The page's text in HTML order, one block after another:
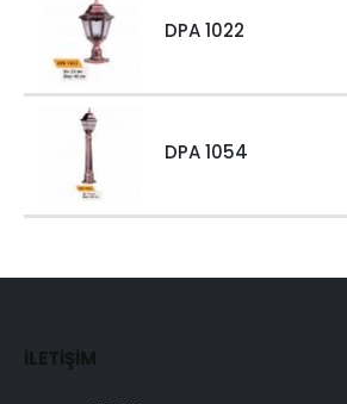
DPA 1022
DPA 1054
İLETIŞIM